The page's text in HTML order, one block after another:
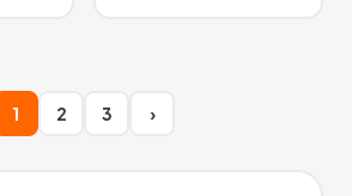
1 2 3 ›